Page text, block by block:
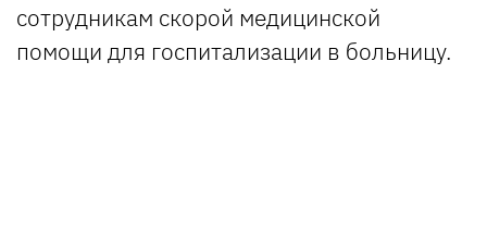
сотрудникам скорой медицинской
помощи для госпитализации в больницу.